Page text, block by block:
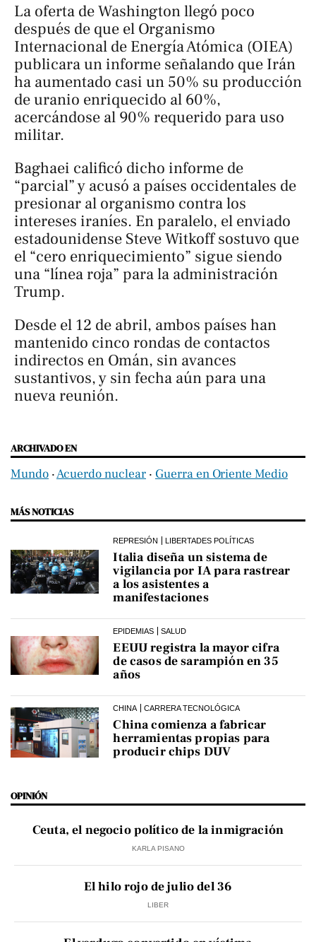
La oferta de Washington llegó poco
después de que el Organismo
Internacional de Energía Atómica (OIEA)
publicara un informe señalando que Irán
ha aumentado casi un 50% su producción
de uranio enriquecido al 60%,
acercándose al 90% requerido para uso
militar.
Baghaei calificó dicho informe de
“parcial” y acusó a países occidentales de
presionar al organismo contra los
intereses iraníes. En paralelo, el enviado
estadounidense Steve Witkoff sostuvo que
el “cero enriquecimiento” sigue siendo
una “línea roja” para la administración
Trump.
Desde el 12 de abril, ambos países han
mantenido cinco rondas de contactos
indirectos en Omán, sin avances
sustantivos, y sin fecha aún para una
nueva reunión.
ARCHIVADO EN
Mundo ‧Acuerdo nuclear ‧ Guerra en Oriente Medio
MÁS NOTICIAS
REPRESIÓN LIBERTADES POLÍTICAS
Italia diseña un sistema de
vigilancia por IA para rastrear
a los asistentes a
manifestaciones
EPIDEMIAS SALUD
EEUU registra la mayor cifra
de casos de sarampión en 35
años
CHINA CARRERA TECNOLÓGICA
China comienza a fabricar
herramientas propias para
producir chips DUV
OPINIÓN
Ceuta, el negocio político de la inmigración
KARLA PISANO
El hilo rojo de julio del 36
LIBER